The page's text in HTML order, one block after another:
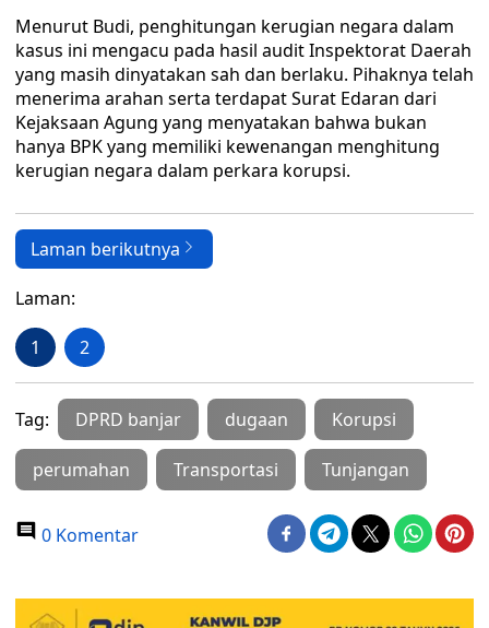
Menurut Budi, penghitungan kerugian negara dalam
kasus ini mengacu pada hasil audit Inspektorat Daerah
yang masih dinyatakan sah dan berlaku. Pihaknya telah
menerima arahan serta terdapat Surat Edaran dari
Kejaksaan Agung yang menyatakan bahwa bukan
hanya BPK yang memiliki kewenangan menghitung
kerugian negara dalam perkara korupsi.
Laman berikutnya
Laman:
1 2
Tag: DPRD banjar dugaan Korupsi
perumahan Transportasi Tunjangan
0 Komentar